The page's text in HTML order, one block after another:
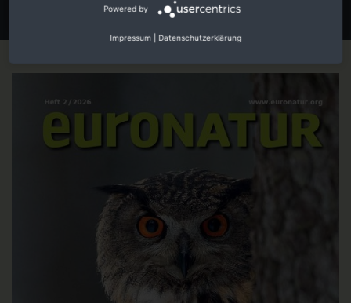
JETZT ANMELDEN
Powered by
Impressum Datenschutzerklärung